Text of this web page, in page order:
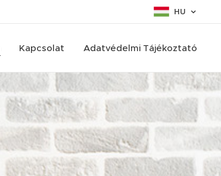
HU
Kapcsolat Adatvédelmi Tájékoztató